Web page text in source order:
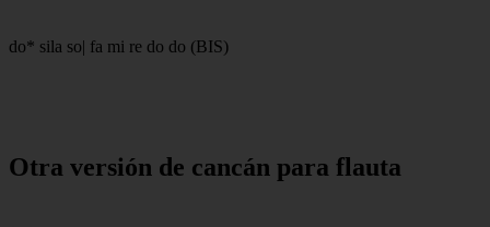
do* sila so| fa mi re do do (BIS)
Otra versión de cancán para flauta